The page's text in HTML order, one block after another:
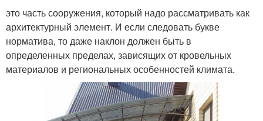
это часть сооружения, который надо рассматривать как
архитектурный элемент. И если следовать букве
норматива, то даже наклон должен быть в
определенных пределах, зависящих от кровельных
материалов и региональных особенностей климата.